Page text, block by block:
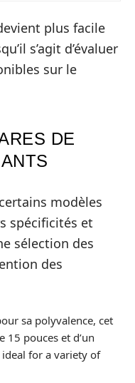
plus facile
s’agit d’évaluer
sur le
DE
modèles
spécificités et
sélection des
des
sa polyvalence, cet
15 pouces et d’un
for a variety of